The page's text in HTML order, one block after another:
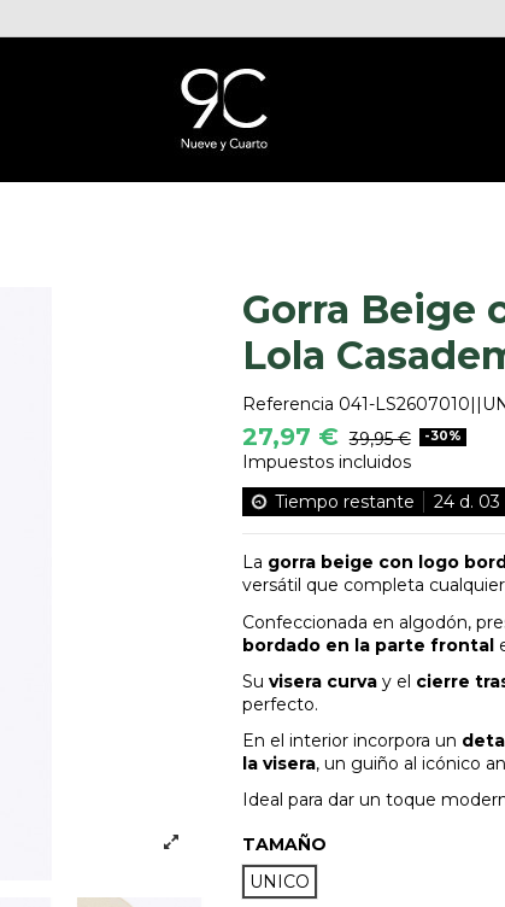
Gorra Beige
Lola
Referencia 041-
27,97 € 39,95 € -30%
Impuestos incluidos
Tiempo restante
24 d. 03
La gorra beige con logo
versátil que completa
Confeccionada en algodón,
bordado en la parte frontal
Su visera curvay el cierre
perfecto.
En el interior incorpora un
la visera, un guiño al icónico
Ideal para dar un toque
TAMAÑO
UNICO